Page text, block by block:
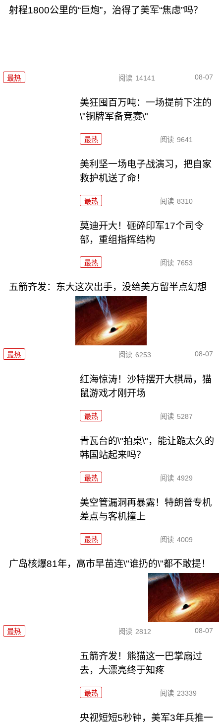
射程1800公里的“巨炮”，治得了美军“焦虑”吗？
最热 阅读 14141 08-07
美狂囤百万吨：一场提前下注的
\"铜牌军备竞赛\"
最热 阅读 9641
美利坚一场电子战演习，把自家
救护机送了命！
最热 阅读 8310
莫迪开大！砸碎印军17个司令
部，重组指挥结构
最热 阅读 7653
五箭齐发：东大这次出手，没给美方留半点幻想
最热 阅读 6253 08-07
红海惊涛！沙特摆开大棋局，猫
鼠游戏才刚开场
最热 阅读 5287
青瓦台的\"拍桌\"，能让跪太久的
韩国站起来吗？
最热 阅读 4929
美空管漏洞再暴露！特朗普专机
差点与客机撞上
最热 阅读 4009
广岛核爆81年，高市早苗连\"谁扔的\"都不敢提！
最热 阅读 2812 08-07
五箭齐发！熊猫这一巴掌扇过
去，大漂亮终于知疼
最热 阅读 23339
央视短短5秒钟，美军3年兵推一